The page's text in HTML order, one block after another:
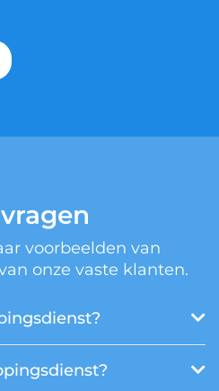
voorbeelden van
onze vaste klanten.